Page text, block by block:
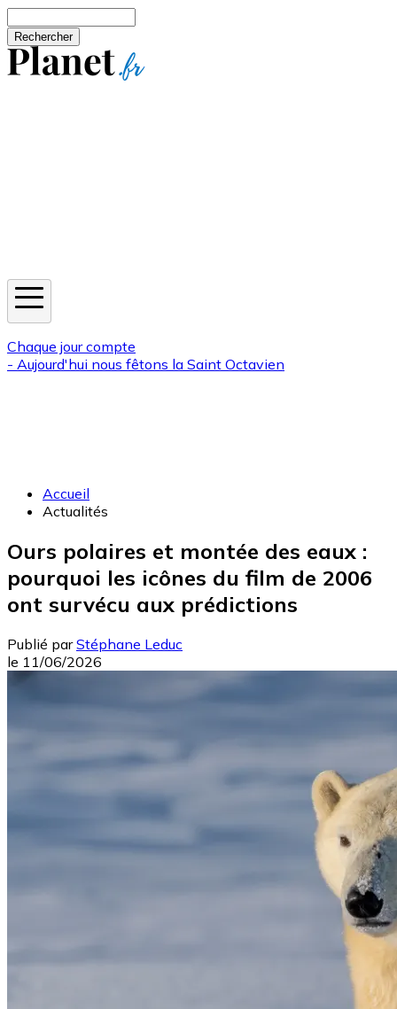
Chaque jour compte
- Aujourd'hui nous fêtons la Saint Octavien
Accueil
Actualités
Ours polaires et montée des eaux :
pourquoi les icônes du film de 2006
ont survécu aux prédictions
Publié par Stéphane Leduc
le 11/06/2026